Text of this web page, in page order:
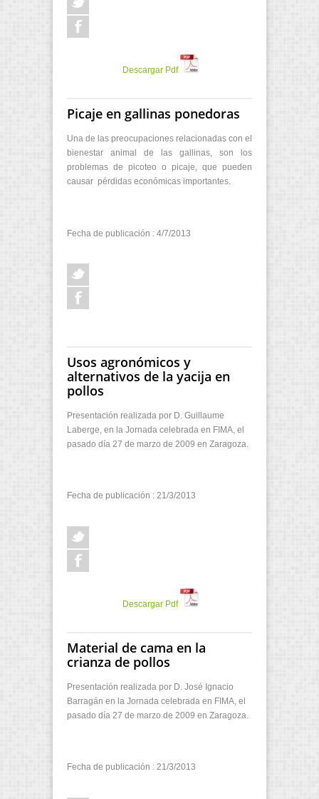
Descargar Pdf
Picaje en gallinas ponedoras
Una de las preocupaciones relacionadas con el
bienestar animal de las gallinas, son los
problemas de picoteo o picaje, que pueden
causar pérdidas económicas importantes.
Fecha de publicación : 4/7/2013
Usos agronómicos y
alternativos de la yacija en
pollos
Presentación realizada por D. Guillaume
Laberge, en la Jornada celebrada en FIMA, el
pasado día 27 de marzo de 2009 en Zaragoza.
Fecha de publicación : 21/3/2013
Descargar Pdf
Material de cama en la
crianza de pollos
Presentación realizada por D. José Ignacio
Barragán en la Jornada celebrada en FIMA, el
pasado día 27 de marzo de 2009 en Zaragoza.
Fecha de publicación : 21/3/2013